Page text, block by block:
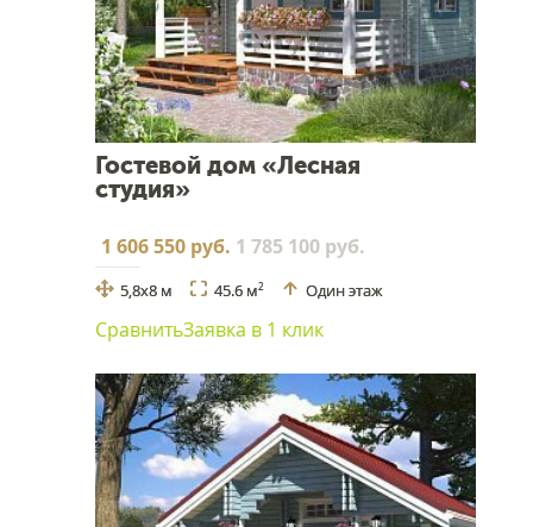
Гостевой дом «Лесная
студия»
1 606 550 руб. 1 785 100 руб.
5,8x8 м 45.6 м2 Один этаж
СравнитьЗаявка в 1 клик